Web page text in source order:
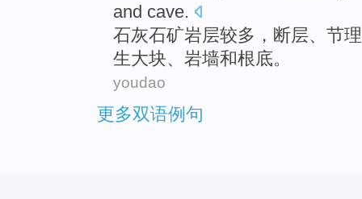
and cave.
石灰石矿岩层较多， 断层、 节
生大块、岩墙和根底。
youdao
更多双语例句